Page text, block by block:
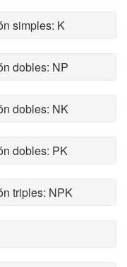
simples: K
dobles: NP
dobles: NK
dobles: PK
triples: NPK